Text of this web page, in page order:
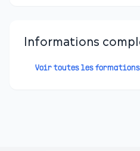
Informations
Voir toutes les